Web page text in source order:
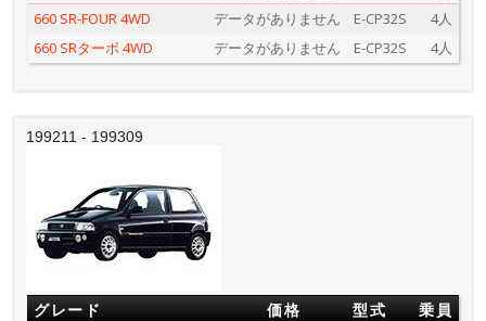
660 SR-FOUR 4WD
データがありません E-CP32S
4人
660 SRターボ 4WD
データがありません E-CP32S 4人
199211 - 199309
グレード 価格 型式 乗員